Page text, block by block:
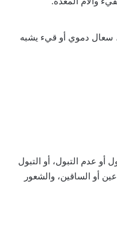
سعال دموي أو قيء يشبه
أو عدم التبول، أو التبول
أو الساقين، والشعور